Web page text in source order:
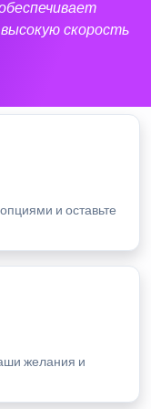
скорость
и оставьте
желания и